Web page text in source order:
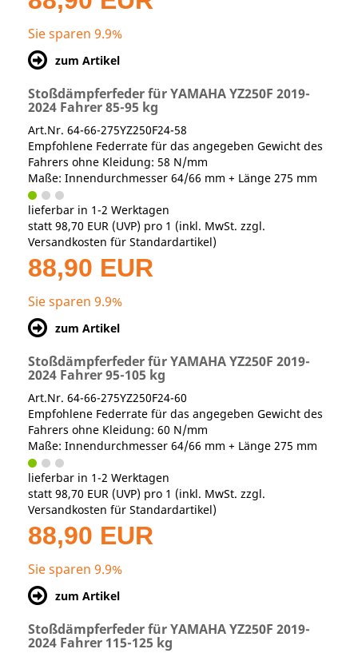
Sie sparen 9.9%
zum Artikel
Stoßdämpferfeder für YAMAHA YZ250F 2019-
2024 Fahrer 85-95 kg
Art.Nr. 64-66-275YZ250F24-58
Empfohlene Federrate für das angegeben Gewicht des
Fahrers ohne Kleidung: 58 N/mm
Maße: Innendurchmesser 64/66 mm + Länge 275 mm
lieferbar in 1-2 Werktagen
statt 98,70 EUR (UVP) pro 1 (inkl. MwSt. zzgl.
Versandkosten für Standardartikel)
88,90 EUR
Sie sparen 9.9%
zum Artikel
Stoßdämpferfeder für YAMAHA YZ250F 2019-
2024 Fahrer 95-105 kg
Art.Nr. 64-66-275YZ250F24-60
Empfohlene Federrate für das angegeben Gewicht des
Fahrers ohne Kleidung: 60 N/mm
Maße: Innendurchmesser 64/66 mm + Länge 275 mm
lieferbar in 1-2 Werktagen
statt 98,70 EUR (UVP) pro 1 (inkl. MwSt. zzgl.
Versandkosten für Standardartikel)
88,90 EUR
Sie sparen 9.9%
zum Artikel
Stoßdämpferfeder für YAMAHA YZ250F 2019-
2024 Fahrer 115-125 kg